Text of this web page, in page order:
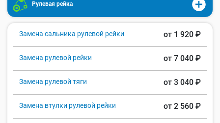
Рулевая рейка
Замена сальника рулевой рейки от 1 920 ₽
Замена рулевой рейки от 7 040 ₽
Замена рулевой тяги от 3 040 ₽
Замена втулки рулевой рейки от 2 560 ₽